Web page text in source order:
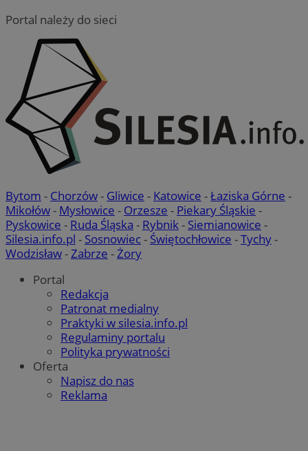
Portal należy do sieci
Bytom - Chorzów- Gliwice - Katowice -Łaziska Górne -
Mikołów- Mysłowice - Orzesze - Piekary Śląskie -
Pyskowice - Ruda Śląska - Rybnik- Siemianowice -
Silesia.info.pl - Sosnowiec- Świętochłowice -Tychy-
Wodzisław-Zabrze -Żory
Portal
Redakcja
Patronat medialny
Praktyki w silesia.info.pl
Regulaminy portalu
Polityka prywatności
Oferta
Napisz do nas
Reklama